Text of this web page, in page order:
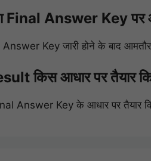
Final Answer Key पर
Key जारी होने के बाद आमतौर
किस आधार पर तैयार
Answer Key के आधार पर तैयार